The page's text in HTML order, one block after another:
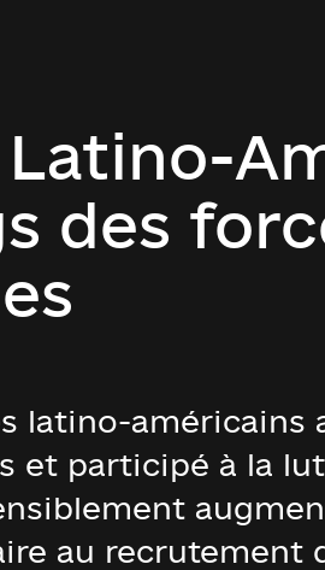
des
latino-américains
et participé à la
au recrutement